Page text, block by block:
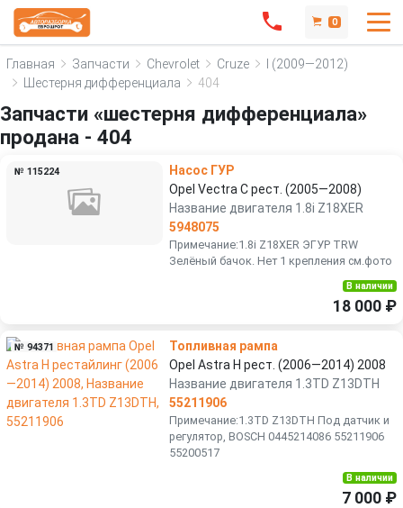
0
Главная Запчасти Chevrolet Cruze
I (2009—2012)
Шестерня дифференциала
404
Запчасти «шестерня дифференциала»
продана - 404
№ 115224
Насос ГУР
Opel Vectra C рест. (2005—2008)
Название двигателя 1.8i Z18XER
5948075
Примечание:1.8i Z18XER ЭГУР TRW
Зелёный бачок. Нет 1 крепления см.фото
В наличии
18 000 ₽
№ 94371
Топливная рампа
Opel Astra H рест. (2006—2014) 2008
Название двигателя 1.3TD Z13DTH
55211906
Примечание:1.3TD Z13DTH Под датчик и
регулятор, BOSCH 0445214086 55211906
55200517
В наличии
7 000 ₽